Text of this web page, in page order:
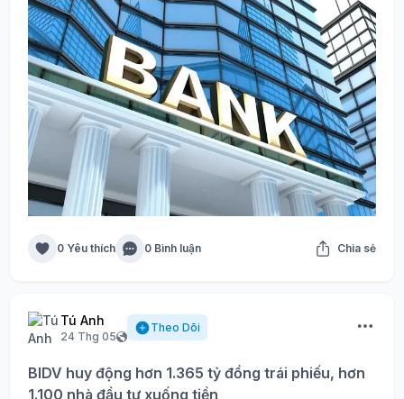
0 Yêu thích 0 Bình luận Chia sẻ
Tú Anh
24 Thg 05
Theo Dõi
BIDV huy động hơn 1.365 tỷ đồng trái phiếu, hơn
1.100 nhà đầu tư xuống tiền